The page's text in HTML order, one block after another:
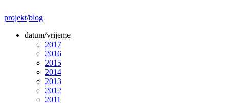
projekt/blog
datum/vrijeme
2017
2016
2015
2014
2013
2012
2011